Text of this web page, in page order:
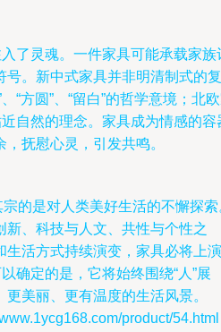
了灵魂。一件家具可能承载家族
号。新中式家具并非明清制式的复
“方圆”、“留白”的哲学意境；北
自然的理念。家具成为情感的容
抚慰心灵，引发共鸣。
宗的是对人类美好生活的不懈探
、科技与人文、共性与个性之
生活方式持续演变，家具必将上演
确定的是，它将始终围绕“人”展
美丽、更有温度的生活风景。
product/54.html